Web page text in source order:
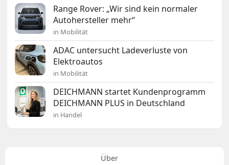
Range Rover: „Wir sind kein normaler
Autohersteller mehr“
in Mobilität
ADAC untersucht Ladeverluste von
Elektroautos
in Mobilität
DEICHMANN startet Kundenprogramm
DEICHMANN PLUS in Deutschland
in Handel
Über